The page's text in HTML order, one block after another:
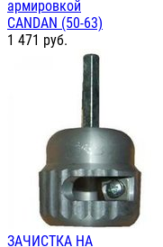
армировкой
CANDAN (50-63)
1 471 руб.
ЗАЧИСТКА НА